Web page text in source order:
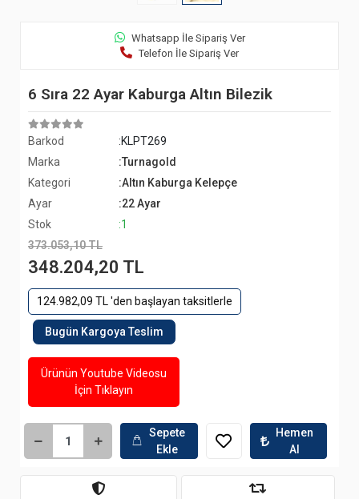
Whatsapp İle Sipariş Ver
Telefon İle Sipariş Ver
6 Sıra 22 Ayar Kaburga Altın Bilezik
Barkod
:KLPT269
Marka
:Turnagold
Kategori
:Altın Kaburga Kelepçe
Ayar
:22 Ayar
Stok
:1
373.053,10 TL
348.204,20 TL
124.982,09 TL 'den başlayan taksitlerle
Bugün Kargoya Teslim
Ürünün Youtube Videosu
İçin Tıklayın
Sepete
Ekle
Hemen
Al